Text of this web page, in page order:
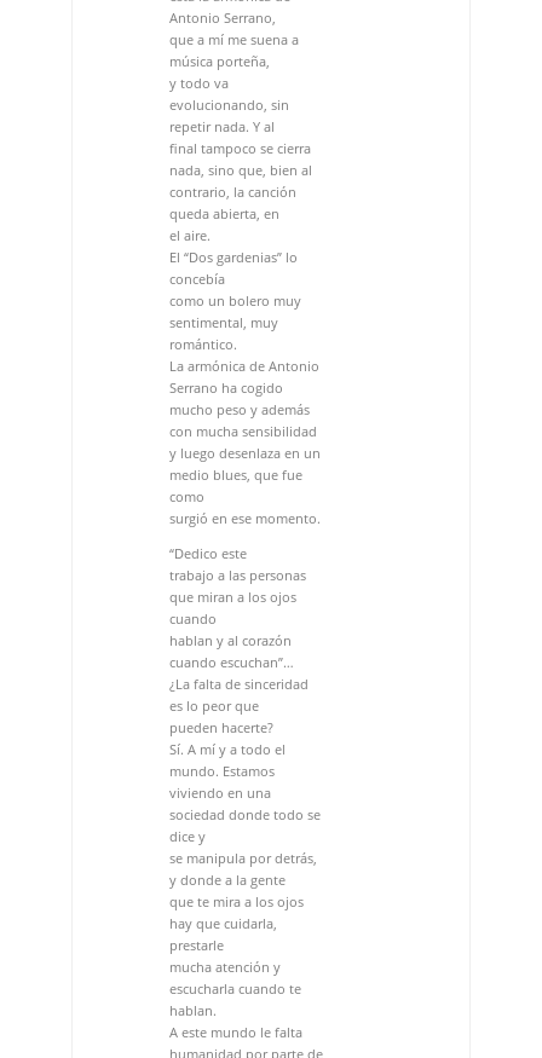
nada, sino que, bien al
contrario, la canción
queda abierta, en
el aire.
El “Dos gardenias” lo
concebía
como un bolero muy
sentimental, muy
romántico.
La armónica de Antonio
Serrano ha cogido
mucho peso y además
con mucha sensibilidad
y luego desenlaza en un
medio blues, que fue
como
surgió en ese momento.
“Dedico este
trabajo a las personas
que miran a los ojos
cuando
hablan y al corazón
cuando escuchan”…
¿La falta de sinceridad
es lo peor que
pueden hacerte?
Sí. A mí y a todo el
mundo. Estamos
viviendo en una
sociedad donde todo se
dice y
se manipula por detrás,
y donde a la gente
que te mira a los ojos
hay que cuidarla,
prestarle
mucha atención y
escucharla cuando te
hablan.
A este mundo le falta
humanidad por parte de
todos,
saber entendernos,
saber dialogar y tener
cual su cultura
respetándola,
acercarnos